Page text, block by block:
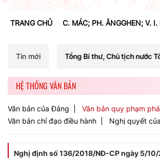
TRANG CHỦ C. MÁC; PH. ĂNGGHEN; V.
Tin mới
Bí thư, Chủ tịch nước Tô Lâm khai mạc
HỆ THỐNG VĂN BẢN
Văn bản của Đảng
Văn bản quy phạm
Văn bản chỉ đạo điều hành
Nghị quyết
Nghị định số 136/2018/NĐ-CP ngày 5/